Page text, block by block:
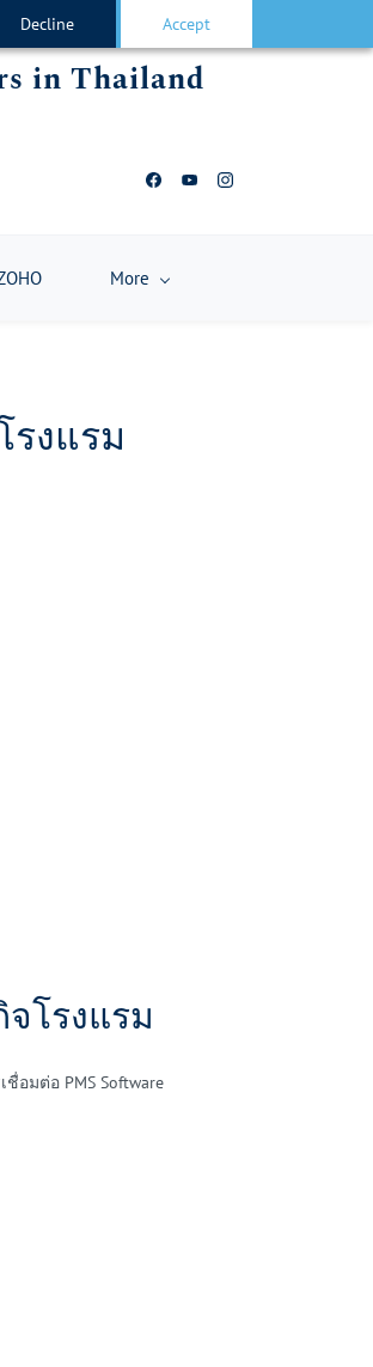
Decline Accept
in Thailand
More
งแรม
โรงแรม
อมต่อ PMS Software